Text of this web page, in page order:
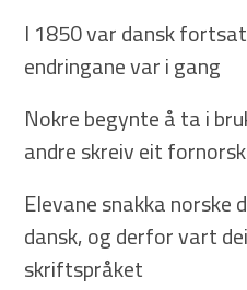
I 1850 var dansk
endringane var i gang
Nokre begynte å ta i
andre skreiv eit
Elevane snakka norske
dansk, og derfor vart
skriftspråket